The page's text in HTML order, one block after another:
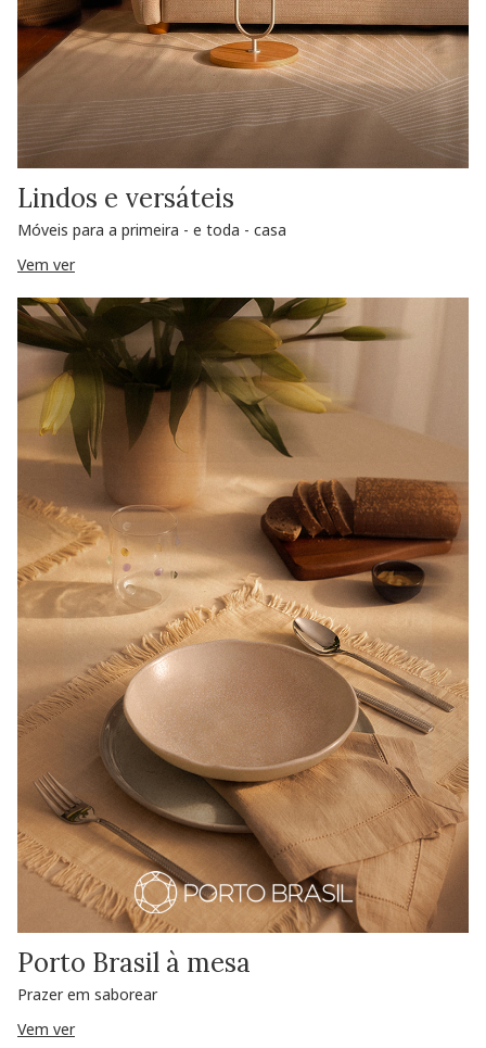
Lindos e versáteis
Móveis para a primeira - e toda - casa
Vem ver
Porto Brasil à mesa
Prazer em saborear
Vem ver